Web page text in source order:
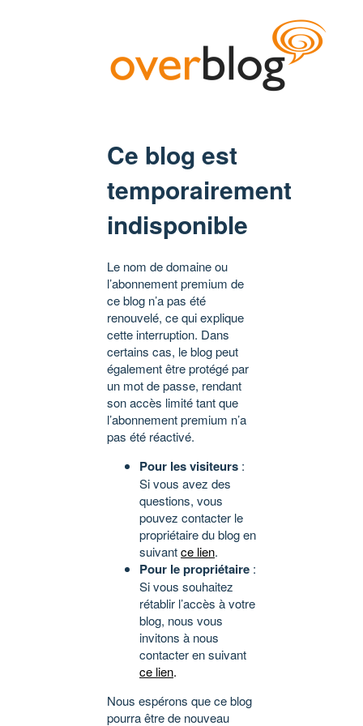
Ce blog est
temporairement
indisponible
Le nom de domaine ou
l’abonnement premium de
ce blog n’a pas été
renouvelé, ce qui explique
cette interruption. Dans
certains cas, le blog peut
également être protégé par
un mot de passe, rendant
son accès limité tant que
l’abonnement premium n’a
pas été réactivé.
Pour les visiteurs :
Si vous avez des
questions, vous
pouvez contacter le
propriétaire du blog en
suivantce lien.
Pour le propriétaire :
Si vous souhaitez
rétablir l’accès à votre
blog, nous vous
invitons à nous
contacter en suivant
ce lien.
Nous espérons que ce blog
pourra être de nouveau